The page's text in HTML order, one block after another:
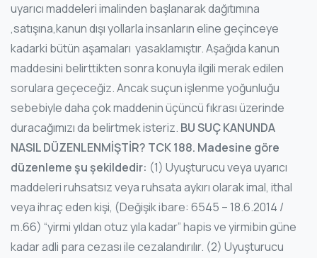
uyarıcı maddeleri imalinden başlanarak dağıtımına
,satışına,kanun dışı yollarla insanların eline geçinceye
kadarki bütün aşamaları yasaklamıştır. Aşağıda kanun
maddesini belirttikten sonra konuyla ilgili merak edilen
sorulara geçeceğiz. Ancak suçun işlenme yoğunluğu
sebebiyle daha çok maddenin üçüncü fıkrası üzerinde
duracağımızı da belirtmek isteriz. BU SUÇ KANUNDA
NASIL DÜZENLENMİŞTİR? TCK 188. Madesine göre
düzenleme şu şekildedir: (1) Uyuşturucu veya uyarıcı
maddeleri ruhsatsız veya ruhsata aykırı olarak imal, ithal
veya ihraç eden kişi, (Değişik ibare: 6545 – 18.6.2014 /
m.66) “yirmi yıldan otuz yıla kadar” hapis ve yirmibin güne
kadar adli para cezası ile cezalandırılır. (2) Uyuşturucu